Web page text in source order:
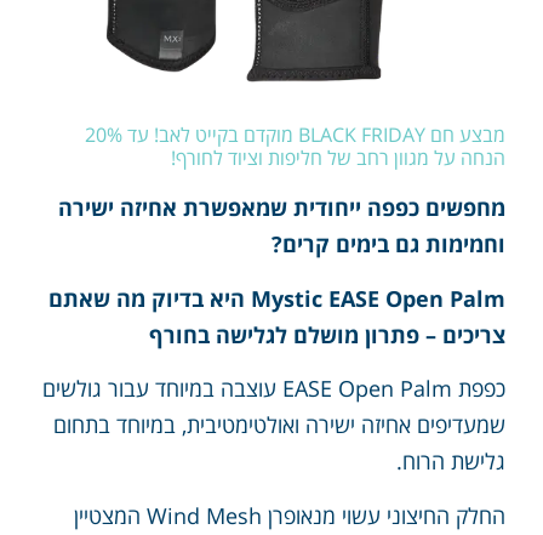
מבצע חם BLACK FRIDAY מוקדם בקייט לאב! עד 20%
הנחה על מגוון רחב של חליפות וציוד לחורף!
מחפשים כפפה ייחודית שמאפשרת אחיזה ישירה
וחמימות גם בימים קרים?
Mystic EASE Open Palm היא בדיוק מה שאתם
צריכים – פתרון מושלם לגלישה בחורף
כפפת EASE Open Palm עוצבה במיוחד עבור גולשים
שמעדיפים אחיזה ישירה ואולטימטיבית, במיוחד בתחום
גלישת הרוח.
החלק החיצוני עשוי מנאופרן Wind Mesh המצטיין